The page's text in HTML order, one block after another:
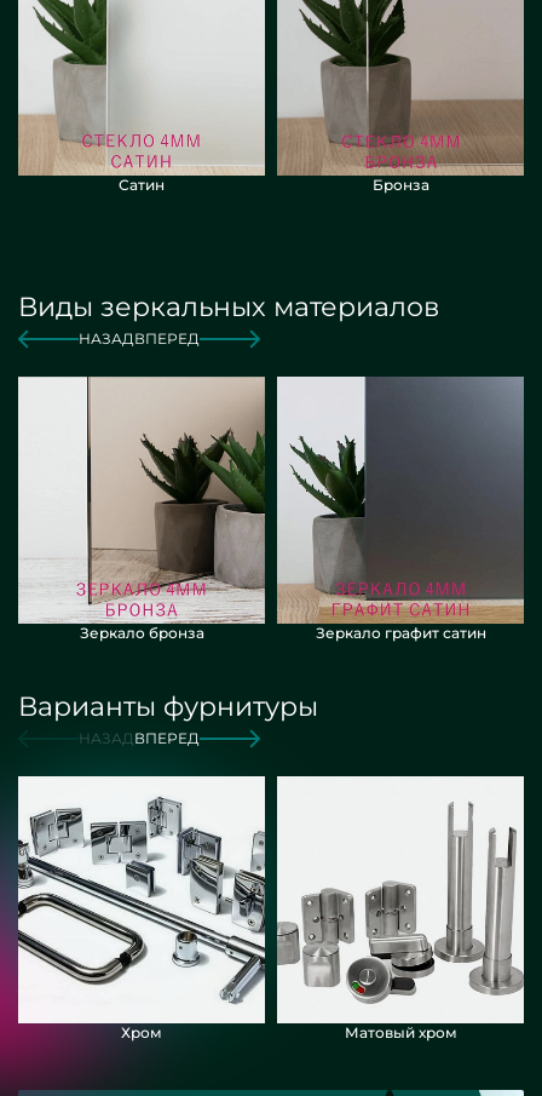
Сатин Бронза
Виды зеркальных материалов
НАЗАДВПЕРЕД
Зеркало бронза Зеркало графит сатин
Варианты фурнитуры
НАЗАДВПЕРЕД
Хром Матовый хром